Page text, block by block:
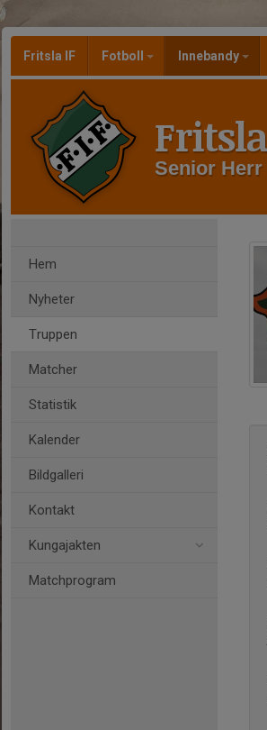
Fritsla IF Fotboll Innebandy
Senior Herr
Hem
Nyheter
Truppen
Matcher
Statistik
Kalender
Bildgalleri
Kontakt
Kungajakten
Matchprogram